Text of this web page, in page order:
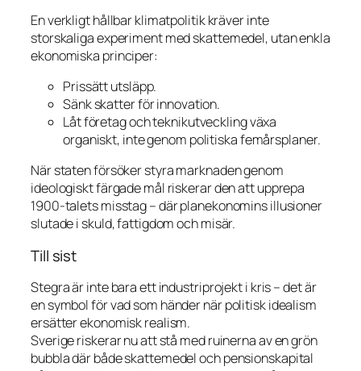
En verkligt hållbar klimatpolitik kräver inte
storskaliga experiment med skattemedel, utan enkla
ekonomiska principer:
Prissätt utsläpp.
Sänk skatter för innovation.
Låt företag och teknikutveckling växa
organiskt, inte genom politiska femårsplaner.
När staten försöker styra marknaden genom
ideologiskt färgade mål riskerar den att upprepa
1900-talets misstag – där planekonomins illusioner
slutade i skuld, fattigdom och misär.
Till sist
Stegra är inte bara ett industriprojekt i kris – det är
en symbol för vad som händer när politisk idealism
ersätter ekonomisk realism.
Sverige riskerar nu att stå med ruinerna av en grön
bubbla där både skattemedel och pensionskapital